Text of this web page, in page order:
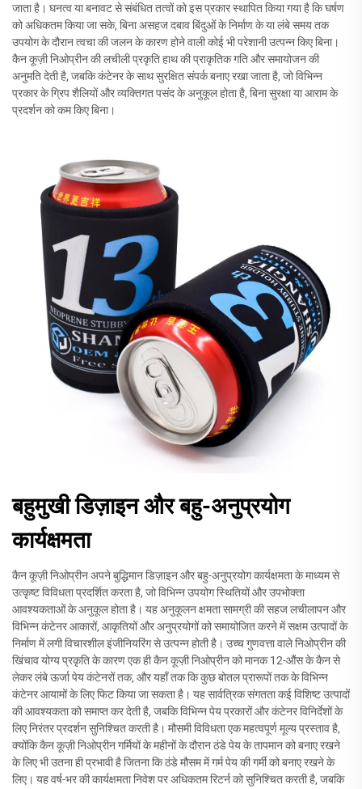
जाता है। घनत्व या बनावट से संबंधित तत्वों को इस प्रकार स्थापित किया गया है कि घर्षण
को अधिकतम किया जा सके, बिना असहज दबाव बिंदुओं के निर्माण के या लंबे समय तक
उपयोग के दौरान त्वचा की जलन के कारण होने वाली कोई भी परेशानी उत्पन्न किए बिना।
कैन कूज़ी निओप्रीन की लचीली प्रकृति हाथ की प्राकृतिक गति और समायोजन की
अनुमति देती है, जबकि कंटेनर के साथ सुरक्षित संपर्क बनाए रखा जाता है, जो विभिन्न
प्रकार के ग्रिप शैलियों और व्यक्तिगत पसंद के अनुकूल होता है, बिना सुरक्षा या आराम के
प्रदर्शन को कम किए बिना।
बहुमुखी डिज़ाइन और बहु-अनुप्रयोग
कार्यक्षमता
कैन कूज़ी निओप्रीन अपने बुद्धिमान डिज़ाइन और बहु-अनुप्रयोग कार्यक्षमता के माध्यम से
उत्कृष्ट विविधता प्रदर्शित करता है, जो विभिन्न उपयोग स्थितियों और उपभोक्ता
आवश्यकताओं के अनुकूल होता है। यह अनुकूलन क्षमता सामग्री की सहज लचीलापन और
विभिन्न कंटेनर आकारों, आकृतियों और अनुप्रयोगों को समायोजित करने में सक्षम उत्पादों के
निर्माण में लगी विचारशील इंजीनियरिंग से उत्पन्न होती है। उच्च गुणवत्ता वाले निओप्रीन की
खिंचाव योग्य प्रकृति के कारण एक ही कैन कूज़ी निओप्रीन को मानक 12-औंस के कैन से
लेकर लंबे ऊर्जा पेय कंटेनरों तक, और यहाँ तक कि कुछ बोतल प्रारूपों तक के विभिन्न
कंटेनर आयामों के लिए फिट किया जा सकता है। यह सार्वत्रिक संगतता कई विशिष्ट उत्पादों
की आवश्यकता को समाप्त कर देती है, जबकि विभिन्न पेय प्रकारों और कंटेनर विनिर्देशों के
लिए निरंतर प्रदर्शन सुनिश्चित करती है। मौसमी विविधता एक महत्वपूर्ण मूल्य प्रस्ताव है,
क्योंकि कैन कूज़ी निओप्रीन गर्मियों के महीनों के दौरान ठंडे पेय के तापमान को बनाए रखने
के लिए भी उतना ही प्रभावी है जितना कि ठंडे मौसम में गर्म पेय की गर्मी को बनाए रखने के
लिए। यह वर्ष-भर की कार्यक्षमता निवेश पर अधिकतम रिटर्न को सुनिश्चित करती है, जबकि